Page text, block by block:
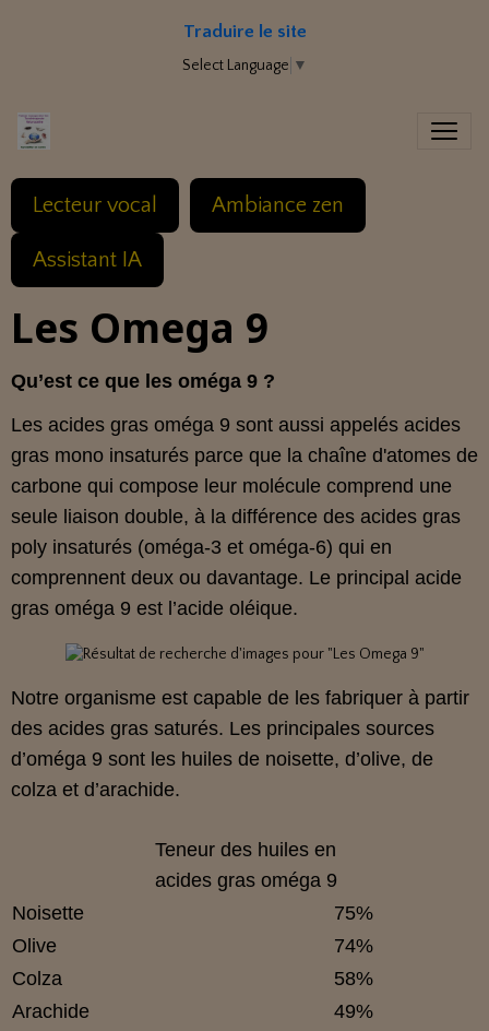
Traduire le site
Select Language ▼
Lecteur vocal Ambiance zen
Assistant IA
Les Omega 9
Qu’est ce que les oméga 9 ?
Les acides gras oméga 9 sont aussi appelés acides
gras mono insaturés parce que la chaîne d'atomes de
carbone qui compose leur molécule comprend une
seule liaison double, à la différence des acides gras
poly insaturés (oméga-3 et oméga-6) qui en
comprennent deux ou davantage. Le principal acide
gras oméga 9 est l’acide oléique.
Notre organisme est capable de les fabriquer à partir
des acides gras saturés. Les principales sources
d’oméga 9 sont les huiles de noisette, d’olive, de
colza et d’arachide.
Teneur des huiles en
acides gras oméga 9
Noisette
75%
Olive
74%
Colza
58%
Arachide
49%